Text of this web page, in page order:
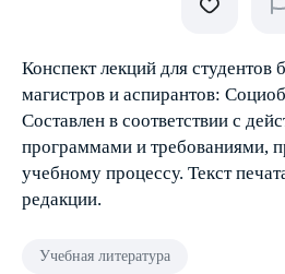
Конспект лекций для студентов
магистров и аспирантов:
Составлен в соответствии с
программами и требованиями,
учебному процессу. Текст
редакции.
Учебная литература